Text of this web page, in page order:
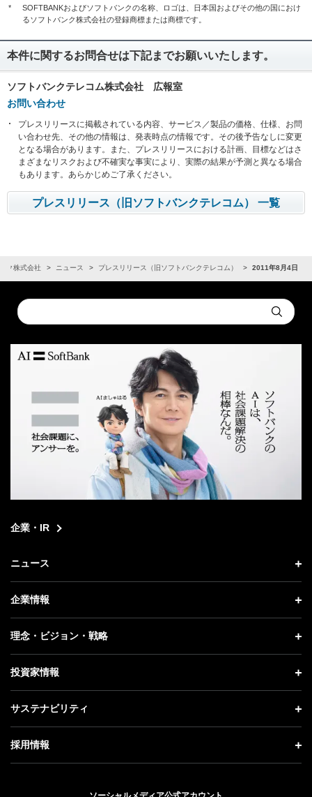
*
SOFTBANKおよびソフトバンクの名称、ロゴは、日本国およびその他の国におけ
るソフトバンク株式会社の登録商標または商標です。
本件に関するお問合せは下記までお願いいたします。
ソフトバンクテレコム株式会社 広報室
お問い合わせ
プレスリリースに掲載されている内容、サービス／製品の価格、仕様、お問
い合わせ先、その他の情報は、発表時点の情報です。その後予告なしに変更
となる場合があります。また、プレスリリースにおける計画、目標などはさ
まざまなリスクおよび不確実な事実により、実際の結果が予測と異なる場合
もあります。あらかじめご了承ください。
プレスリリース（旧ソフトバンクテレコム） 一覧
ク株式会社 ニュース プレスリリース（旧ソフトバンクテレコム） 2011年8月4日
Conduct
a
Submit
企業・IR
ニュース
ニュース トップ
プレスリリース
更新情報
記者説明会
企業情報
企業情報 トップ
社長メッセージ
事業紹介
ガバナンス
理念・ビジョン・戦略
理念・ビジョン・戦略 トップ
成長戦略「Activate AI for Society」
人材戦略
投資家情報
投資家情報 トップ
経営方針
サステナビリティ
サステナビリティ トップ
トップメッセージ
採用情報